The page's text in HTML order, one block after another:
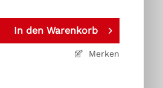
In den Warenkorb
Merken